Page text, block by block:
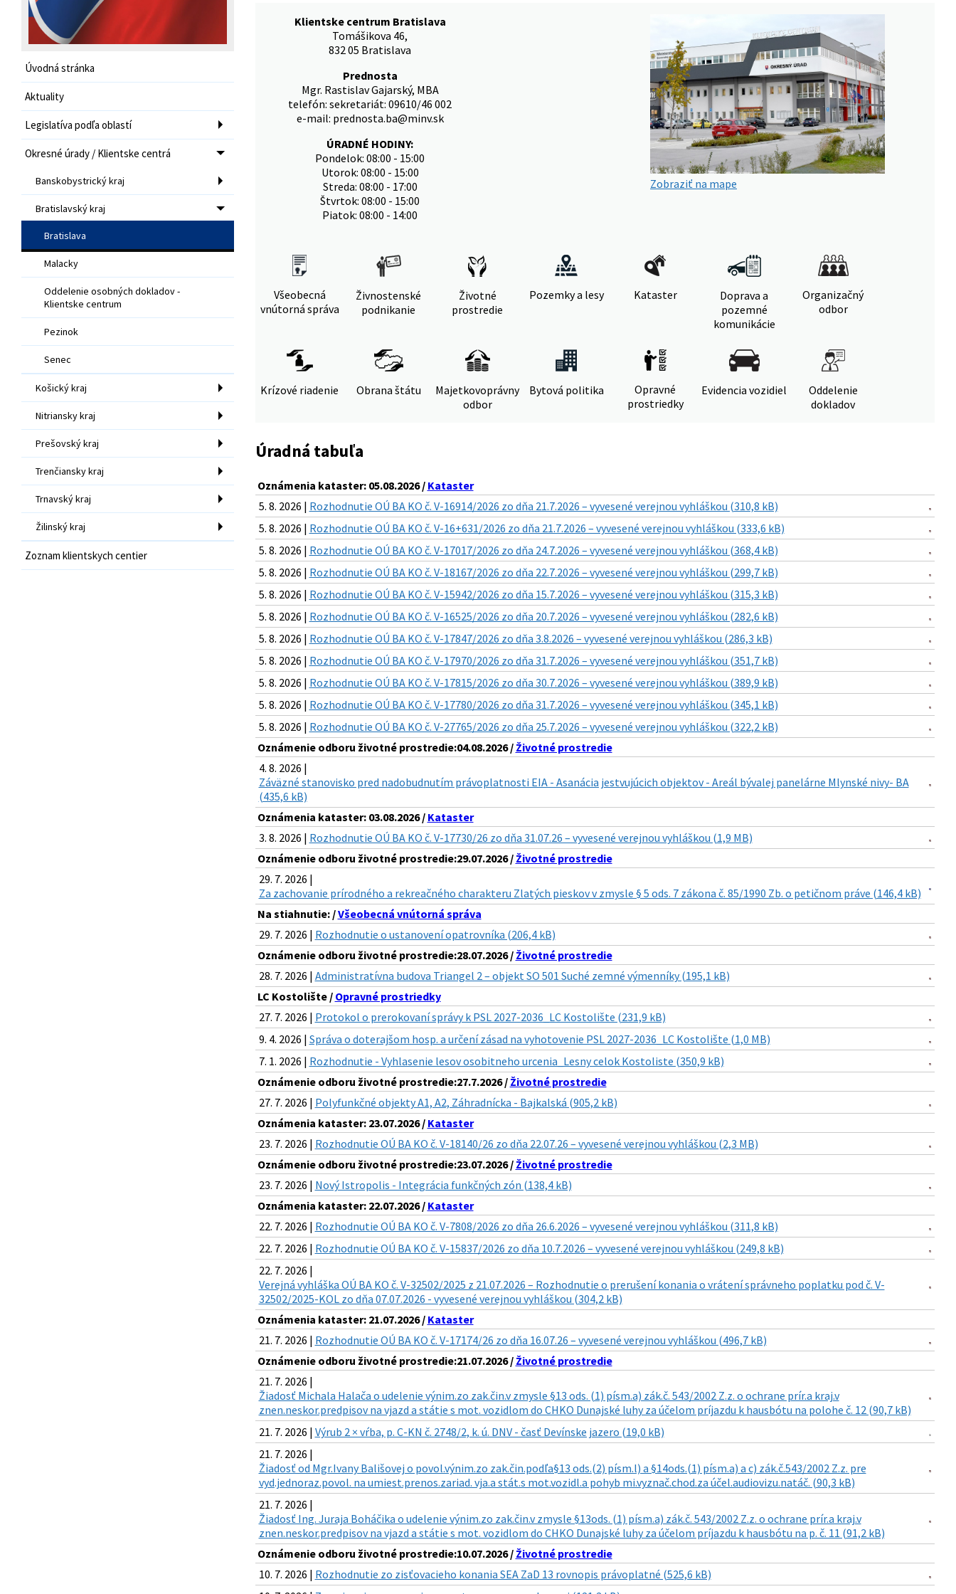
Úvodná stránka
Aktuality
Legislatíva podľa oblastí
Okresné úrady / Klientske centrá
Banskobystrický kraj
Bratislavský kraj
Bratislava
Malacky
Oddelenie osobných dokladov -
Klientske centrum
Pezinok
Senec
Košický kraj
Nitriansky kraj
Prešovský kraj
Trenčiansky kraj
Trnavský kraj
Žilinský kraj
Zoznam klientskych centier
Klientske centrum Bratislava
Tomášikova 46,
832 05 Bratislava
Prednosta
Mgr. Rastislav Gajarský, MBA
telefón: sekretariát: 09610/46 002
e-mail: prednosta.ba@minv.sk
ÚRADNÉ HODINY:
Pondelok: 08:00 - 15:00
Utorok: 08:00 - 15:00
Streda: 08:00 - 17:00
Štvrtok: 08:00 - 15:00
Piatok: 08:00 - 14:00
Zobraziť na mape
Všeobecná
vnútorná správa
Živnostenské
podnikanie
Životné
prostredie
Pozemky a lesy Kataster
Doprava a
pozemné
komunikácie
Organizačný
odbor
Krízové riadenie Obrana štátu
Majetkovoprávny
odbor
Bytová politika
Opravné
prostriedky
Evidencia vozidiel
Oddelenie
dokladov
Úradná tabuľa
Oznámenia kataster: 05.08.2026 / Kataster
5. 8. 2026 | Rozhodnutie OÚ BA KO č. V-16914/2026 zo dňa 21.7.2026 – vyvesené verejnou vyhláškou (310,8 kB)
5. 8. 2026 | Rozhodnutie OÚ BA KO č. V-16+631/2026 zo dňa 21.7.2026 – vyvesené verejnou vyhláškou (333,6 kB)
5. 8. 2026 | Rozhodnutie OÚ BA KO č. V-17017/2026 zo dňa 24.7.2026 – vyvesené verejnou vyhláškou (368,4 kB)
5. 8. 2026 | Rozhodnutie OÚ BA KO č. V-18167/2026 zo dňa 22.7.2026 – vyvesené verejnou vyhláškou (299,7 kB)
5. 8. 2026 | Rozhodnutie OÚ BA KO č. V-15942/2026 zo dňa 15.7.2026 – vyvesené verejnou vyhláškou (315,3 kB)
5. 8. 2026 | Rozhodnutie OÚ BA KO č. V-16525/2026 zo dňa 20.7.2026 – vyvesené verejnou vyhláškou (282,6 kB)
5. 8. 2026 | Rozhodnutie OÚ BA KO č. V-17847/2026 zo dňa 3.8.2026 – vyvesené verejnou vyhláškou (286,3 kB)
5. 8. 2026 | Rozhodnutie OÚ BA KO č. V-17970/2026 zo dňa 31.7.2026 – vyvesené verejnou vyhláškou (351,7 kB)
5. 8. 2026 | Rozhodnutie OÚ BA KO č. V-17815/2026 zo dňa 30.7.2026 – vyvesené verejnou vyhláškou (389,9 kB)
5. 8. 2026 | Rozhodnutie OÚ BA KO č. V-17780/2026 zo dňa 31.7.2026 – vyvesené verejnou vyhláškou (345,1 kB)
5. 8. 2026 | Rozhodnutie OÚ BA KO č. V-27765/2026 zo dňa 25.7.2026 – vyvesené verejnou vyhláškou (322,2 kB)
Oznámenie odboru životné prostredie:04.08.2026 / Životné prostredie
4. 8. 2026 |
Záväzné stanovisko pred nadobudnutím právoplatnosti EIA - Asanácia jestvujúcich objektov - Areál bývalej panelárne Mlynské nivy- BA
(435,6 kB)
Oznámenia kataster: 03.08.2026 / Kataster
3. 8. 2026 | Rozhodnutie OÚ BA KO č. V-17730/26 zo dňa 31.07.26 – vyvesené verejnou vyhláškou (1,9 MB)
Oznámenie odboru životné prostredie:29.07.2026 / Životné prostredie
29. 7. 2026 |
Za zachovanie prírodného a rekreačného charakteru Zlatých pieskov v zmysle § 5 ods. 7 zákona č. 85/1990 Zb. o petičnom práve (146,4 kB)
Na stiahnutie: /Všeobecná vnútorná správa
29. 7. 2026 | Rozhodnutie o ustanovení opatrovníka (206,4 kB)
Oznámenie odboru životné prostredie:28.07.2026 / Životné prostredie
28. 7. 2026 | Administratívna budova Triangel 2 – objekt SO 501 Suché zemné výmenníky (195,1 kB)
LC Kostolište / Opravné prostriedky
27. 7. 2026 | Protokol o prerokovaní správy k PSL 2027-2036_LC Kostolište (231,9 kB)
9. 4. 2026 | Správa o doterajšom hosp. a určení zásad na vyhotovenie PSL 2027-2036_LC Kostolište (1,0 MB)
7. 1. 2026 | Rozhodnutie - Vyhlasenie lesov osobitneho urcenia_Lesny celok Kostoliste (350,9 kB)
Oznámenie odboru životné prostredie:27.7.2026 / Životné prostredie
27. 7. 2026 | Polyfunkčné objekty A1, A2, Záhradnícka - Bajkalská (905,2 kB)
Oznámenia kataster: 23.07.2026 / Kataster
23. 7. 2026 | Rozhodnutie OÚ BA KO č. V-18140/26 zo dňa 22.07.26 – vyvesené verejnou vyhláškou (2,3 MB)
Oznámenie odboru životné prostredie:23.07.2026 / Životné prostredie
23. 7. 2026 | Nový Istropolis - Integrácia funkčných zón (138,4 kB)
Oznámenia kataster: 22.07.2026 / Kataster
22. 7. 2026 | Rozhodnutie OÚ BA KO č. V-7808/2026 zo dňa 26.6.2026 – vyvesené verejnou vyhláškou (311,8 kB)
22. 7. 2026 | Rozhodnutie OÚ BA KO č. V-15837/2026 zo dňa 10.7.2026 – vyvesené verejnou vyhláškou (249,8 kB)
22. 7. 2026 |
Verejná vyhláška OÚ BA KO č. V-32502/2025 z 21.07.2026 – Rozhodnutie o prerušení konania o vrátení správneho poplatku pod č. V-
32502/2025-KOL zo dňa 07.07.2026 - vyvesené verejnou vyhláškou (304,2 kB)
Oznámenia kataster: 21.07.2026 / Kataster
21. 7. 2026 | Rozhodnutie OÚ BA KO č. V-17174/26 zo dňa 16.07.26 – vyvesené verejnou vyhláškou (496,7 kB)
Oznámenie odboru životné prostredie:21.07.2026 / Životné prostredie
21. 7. 2026 |
Žiadosť Michala Halača o udelenie výnim.zo zak.čin.v zmysle §13 ods. (1) písm.a) zák.č. 543/2002 Z.z. o ochrane prír.a kraj.v
znen.neskor.predpisov na vjazd a státie s mot. vozidlom do CHKO Dunajské luhy za účelom príjazdu k hausbótu na polohe č. 12 (90,7 kB)
21. 7. 2026 | Výrub 2 × vŕba, p. C-KN č. 2748/2, k. ú. DNV - časť Devínske jazero (19,0 kB)
21. 7. 2026 |
Žiadosť od Mgr.Ivany Bališovej o povol.výnim.zo zak.čin.podľa§13 ods.(2) písm.l) a §14ods.(1) písm.a) a c) zák.č.543/2002 Z.z. pre
vyd.jednoraz.povol. na umiest.prenos.zariad. vja.a stát.s mot.vozidl.a pohyb mi.vyznač.chod.za účel.audiovizu.natáč. (90,3 kB)
21. 7. 2026 |
Žiadosť Ing. Juraja Boháčika o udelenie výnim.zo zak.čin.v zmysle §13ods. (1) písm.a) zák.č. 543/2002 Z.z. o ochrane prír.a kraj.v
znen.neskor.predpisov na vjazd a státie s mot. vozidlom do CHKO Dunajské luhy za účelom príjazdu k hausbótu na p. č. 11 (91,2 kB)
Oznámenie odboru životné prostredie:10.07.2026 / Životné prostredie
10. 7. 2026 | Rozhodnutie zo zisťovacieho konania SEA ZaD 13 rovnopis právoplatné (525,6 kB)